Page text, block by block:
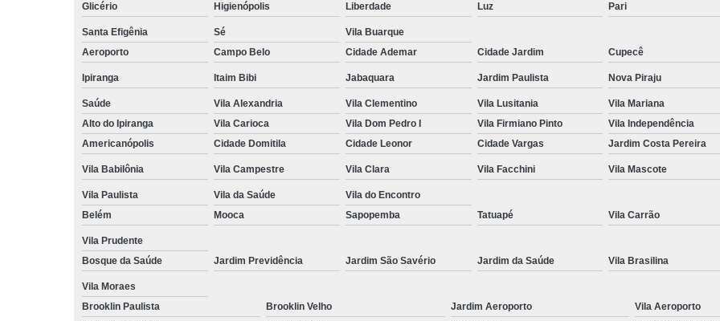
Curso de Reciclagem Cnh
Curso para Reciclagem de
Curso Reciclagem Cnh Suspensa
Reciclagem de Cnh
Reciclagem
Renovação Cnh a
Renovação Cnh
Renovação da Cnh Vencida
Auto Escola Simulador de Carro
Glicério Higienópolis Liberdade Luz Pari
Santa Efigênia Sé
Vila Buarque
Aeroporto
Campo Belo Cidade Ademar Cidade Jardim Cupecê
Ipiranga Itaim Bibi Jabaquara Jardim Paulista Nova Piraju
Saúde Vila Alexandria Vila Clementino Vila Lusitania Vila Mariana
Alto do Ipiranga
Vila Carioca Vila Dom Pedro I Vila Firmiano Pinto Vila Independência
Americanópolis
Cidade Domitila Cidade Leonor Cidade Vargas Jardim Costa Pereira
Vila Babilônia Vila Campestre Vila Clara Vila Facchini Vila Mascote
Vila Paulista Vila da Saúde
Vila do Encontro
Belém
Mooca Sapopemba Tatuapé Vila Carrão
Vila Prudente
Bosque da Saúde
Jardim Previdência Jardim São Savério Jardim da Saúde Vila Brasilina
Vila Moraes
Brooklin Paulista
Brooklin Velho Jardim Aeroporto Vila Aeroporto